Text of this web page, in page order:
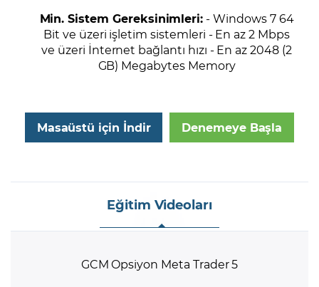
Min. Sistem Gereksinimleri: - Windows 7 64
Bit ve üzeri işletim sistemleri - En az 2 Mbps
ve üzeri İnternet bağlantı hızı - En az 2048 (2
GB) Megabytes Memory
Masaüstü için İndir Denemeye Başla
Eğitim Videoları
GCM Opsiyon Meta Trader 5